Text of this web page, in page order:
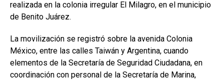
realizada en la colonia irregular El Milagro, en el municipio
de Benito Juárez.
La movilización se registró sobre la avenida Colonia
México, entre las calles Taiwán y Argentina, cuando
elementos de la Secretaría de Seguridad Ciudadana, en
coordinación con personal de la Secretaría de Marina,